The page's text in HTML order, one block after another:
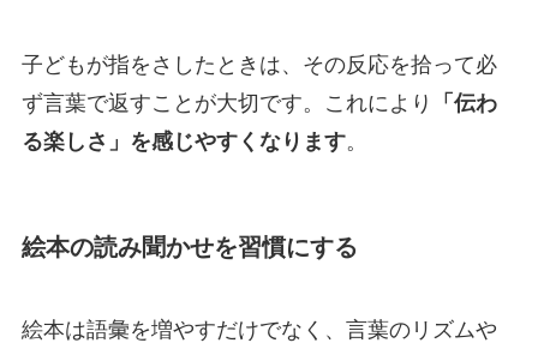
子どもが指をさしたときは、その反応を拾って必
ず言葉で返すことが大切です。これにより
「伝わ
る楽しさ」を感じやすくなります。
絵本の読み聞かせを習慣にする
絵本は語彙を増やすだけでなく、言葉のリズムや